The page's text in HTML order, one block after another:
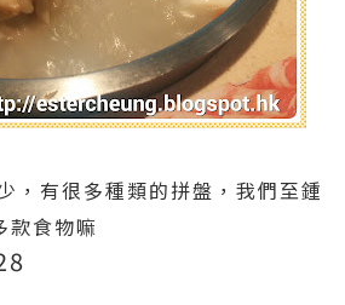
，有很多種類的拼盤，我們至鍾
款食物嘛